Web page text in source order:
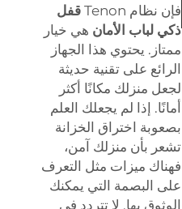
فإن نظام Tenon
قفل
ذكي لباب الأمان هي خيار
ممتاز. يحتوي هذا الجهاز
الرائع على تقنية حديثة
لجعل منزلك مكانًا أكثر
أمانًا. إذا لم يجعلك العلم
بصعوبة اختراق الخزانة
تشعر بأن منزلك آمن،
فهناك ميزات مثل التعرف
على البصمة التي يمكنك
الوثوق بها. لا تتردد في